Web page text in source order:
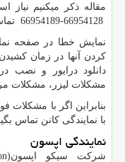
مقاله ذکر میکنیم نیاز
نمایش خطا در صفحه
کردن آنها در زمان
دانلود درایور و نصب
مشکلات لیزر، مشکلات
بنابراین اگر با مشکلات
با نمایندگی کانن تماس
نمایندگی اپسون
شرکت سیکو اپسون(